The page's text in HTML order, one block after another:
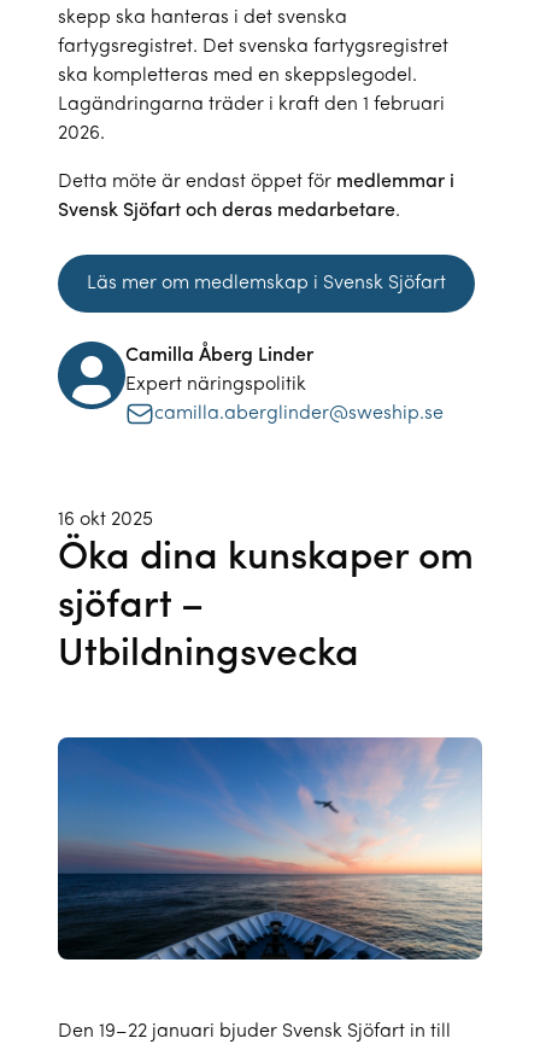
skepp ska hanteras i det svenska
fartygsregistret. Det svenska fartygsregistret
ska kompletteras med en skeppslegodel.
Lagändringarna träder i kraft den 1 februari
2026.
Detta möte är endast öppet för medlemmar i
Svensk Sjöfart och deras medarbetare.
Läs mer om medlemskap i Svensk Sjöfart
Camilla Åberg Linder
Expert näringspolitik
camilla.aberglinder@sweship.se
16 okt 2025
Öka dina kunskaper om
sjöfart –
Utbildningsvecka
Den 19–22 januari bjuder Svensk Sjöfart in till